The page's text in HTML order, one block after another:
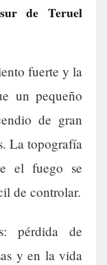
de Teruel
fuerte y la
un pequeño
de gran
La topografía
el fuego se
de controlar.
pérdida de
y en la vida